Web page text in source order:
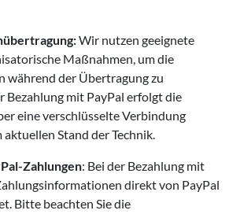
Wir nutzen geeignete
Maßnahmen, um die
während der Übertragung zu
Bezahlung mit PayPal erfolgt die
eine verschlüsselte Verbindung
aktuellen Stand der Technik.
Zahlungen: Bei der Bezahlung mit
direkt von PayPal
Bitte beachten Sie die